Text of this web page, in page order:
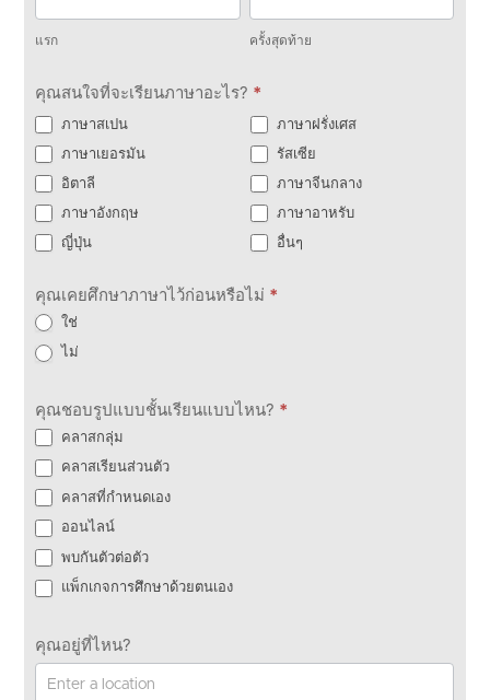
แรก
สุดท้าย
ครั้งสุดท้าย
คุณสนใจที่จะเรียนภาษาอะไร? *
ภาษาสเปน
ภาษาฝรั่งเศส
ภาษาเยอรมัน
รัสเซีย
อิตาลี
ภาษาจีนกลาง
ภาษาอังกฤษ
ภาษาอาหรับ
ญี่ปุ่น
อื่นๆ
คุณเคยศึกษาภาษาไว้ก่อนหรือไม่ *
ใช่
ไม่
คุณชอบรูปแบบชั้นเรียนแบบไหน? *
คลาสกลุ่ม
คลาสเรียนส่วนตัว
คลาสที่กำหนดเอง
ออนไลน์
พบกันตัวต่อตัว
แพ็กเกจการศึกษาด้วยตนเอง
คุณอยู่ที่ไหน?